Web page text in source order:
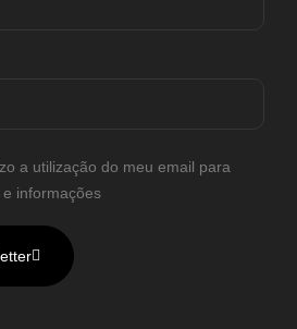
a utilização do meu email para
informações